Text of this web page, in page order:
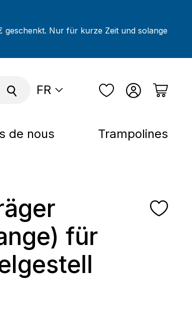
geschenkt. Nur für kurze Zeit und solange
FR
de nous Trampolines
für